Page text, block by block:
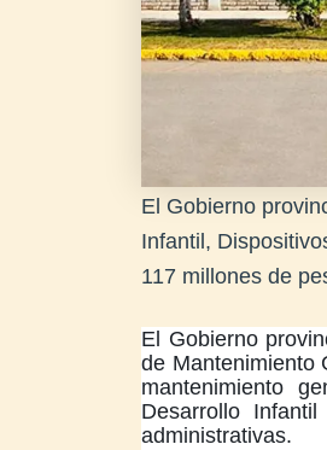
El Gobierno
Infantil,
117 millones de
El Gobierno
de Mantenimiento
mantenimiento
Desarrollo
administrativas.